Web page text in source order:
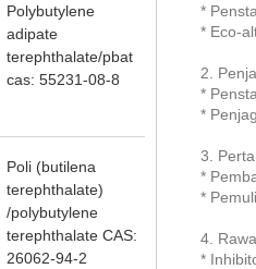
Polybutylene
adipate
terephthalate/pbat
cas: 55231-08-8
Poli (butilena
terephthalate)
/polybutylene
terephthalate CAS:
26062-94-2
*
* Eco-
2.
*
*
3.
*
*
4.
*